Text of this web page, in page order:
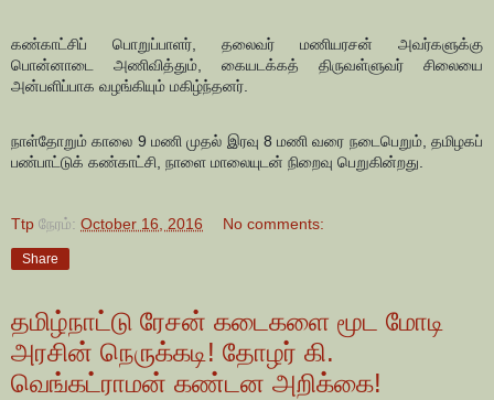
கண்காட்சிப் பொறுப்பாளர், தலைவர் மணியரசன் அவர்களுக்கு
பொன்னாடை அணிவித்தும், கையடக்கத் திருவள்ளுவர் சிலையை
அன்பளிப்பாக வழங்கியும் மகிழ்ந்தனர்.
நாள்தோறும் காலை 9 மணி முதல் இரவு 8 மணி வரை நடைபெறும், தமிழகப்
பண்பாட்டுக் கண்காட்சி, நாளை மாலையுடன் நிறைவு பெறுகின்றது.
Ttp நேரம்: October 16, 2016 No comments:
Share
தமிழ்நாட்டு ரேசன் கடைகளை மூட மோடி
அரசின் நெருக்கடி! தோழர் கி.
வெங்கட்ராமன் கண்டன அறிக்கை!